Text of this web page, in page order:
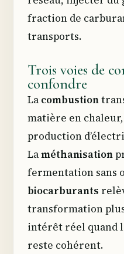
fraction de
transports.
Trois voies de
confondre
Lacombustion
matière en
production
Laméthanisation
fermentation sans
biocarburants
transformation
intérêt réel quand
reste cohérent.